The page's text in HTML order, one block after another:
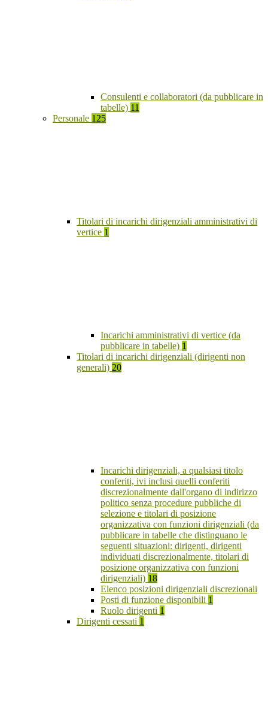
Consulenti e collaboratori (da pubblicare in
tabelle) 11
Personale 125
Titolari di incarichi dirigenziali amministrativi di
vertice 1
Incarichi amministrativi di vertice (da
pubblicare in tabelle) 1
Titolari di incarichi dirigenziali (dirigenti non
generali) 20
Incarichi dirigenziali, a qualsiasi titolo
conferiti, ivi inclusi quelli conferiti
discrezionalmente dall'organo di indirizzo
politico senza procedure pubbliche di
selezione e titolari di posizione
organizzativa con funzioni dirigenziali (da
pubblicare in tabelle che distinguano le
seguenti situazioni: dirigenti, dirigenti
individuati discrezionalmente, titolari di
posizione organizzativa con funzioni
dirigenziali) 18
Elenco posizioni dirigenziali discrezionali
Posti di funzione disponibili 1
Ruolo dirigenti 1
Dirigenti cessati 1